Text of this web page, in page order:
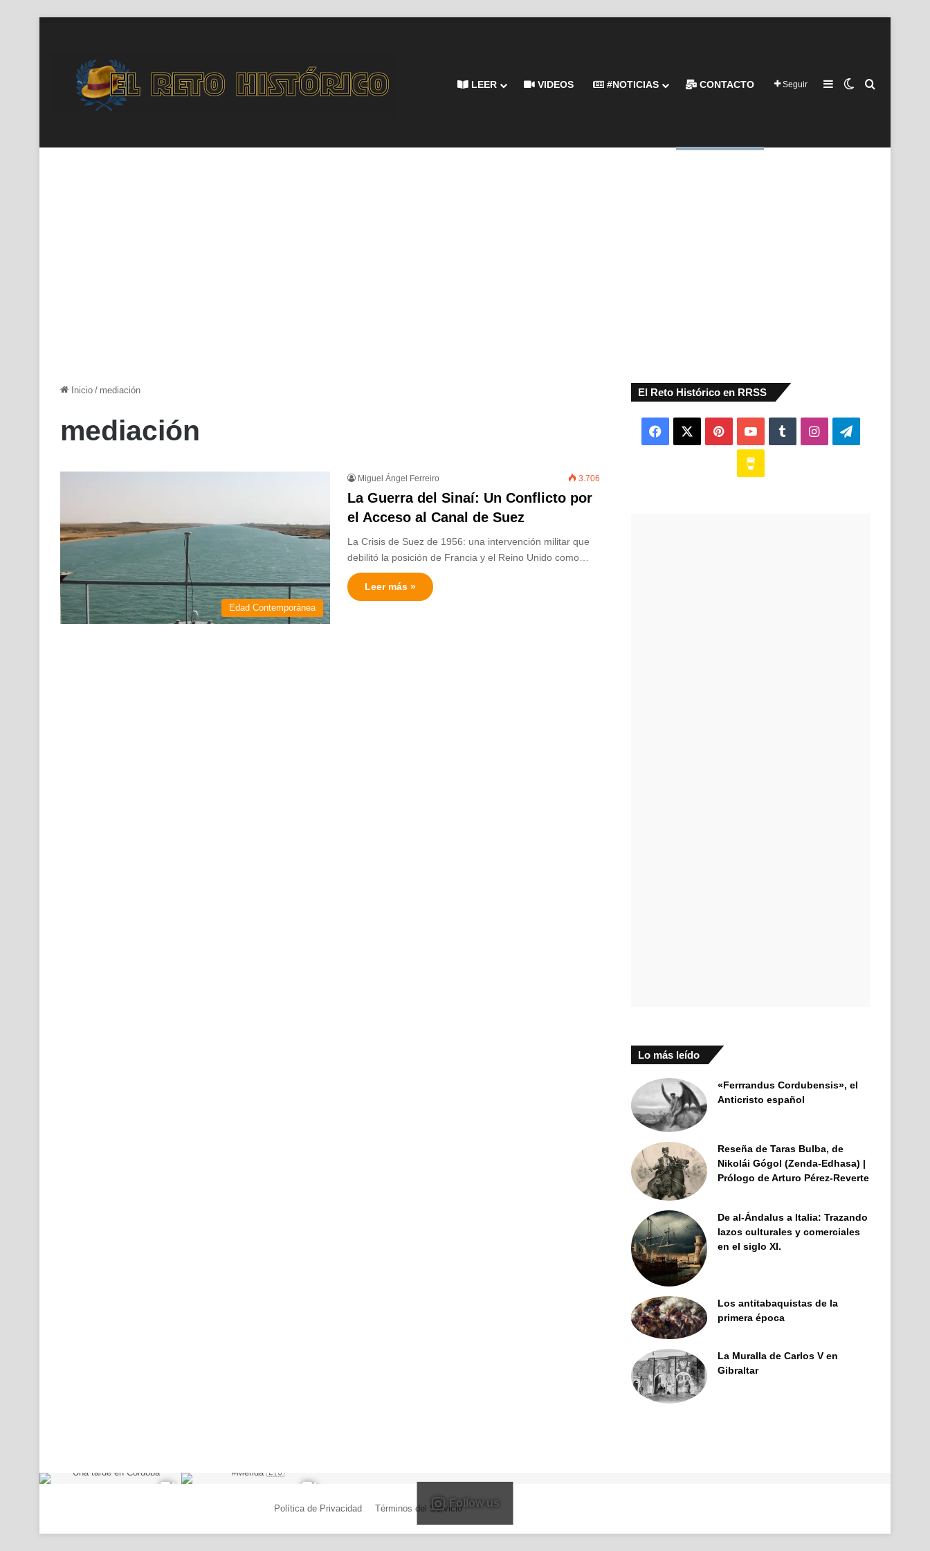
LEER VIDEOS #NOTICIAS CONTACTO Seguir Barra lateral
Switch skin
Inicio / mediación
mediación
Edad Contemporánea
Miguel Ángel Ferreiro 3.706
La Guerra del Sinaí: Un Conflicto por
el Acceso al Canal de Suez
La Crisis de Suez de 1956: una intervención militar que
debilitó la posición de Francia y el Reino Unido como…
Leer más »
El Reto Histórico en RRSS
Facebook PinterestYouTubeTumblrInstagramTelegram
Lo más leído
«Ferrrandus Cordubensis», el
Anticristo español
Reseña de Taras Bulba, de
Nikolái Gógol (Zenda-Edhasa) |
Prólogo de Arturo Pérez-Reverte
De al-Ándalus a Italia: Trazando
lazos culturales y comerciales
en el siglo XI.
Los antitabaquistas de la
primera época
La Muralla de Carlos V en
Gibraltar
Follow us
Política de Privacidad Términos del Servicio| Creado por Miguel Ángel Ferreiro